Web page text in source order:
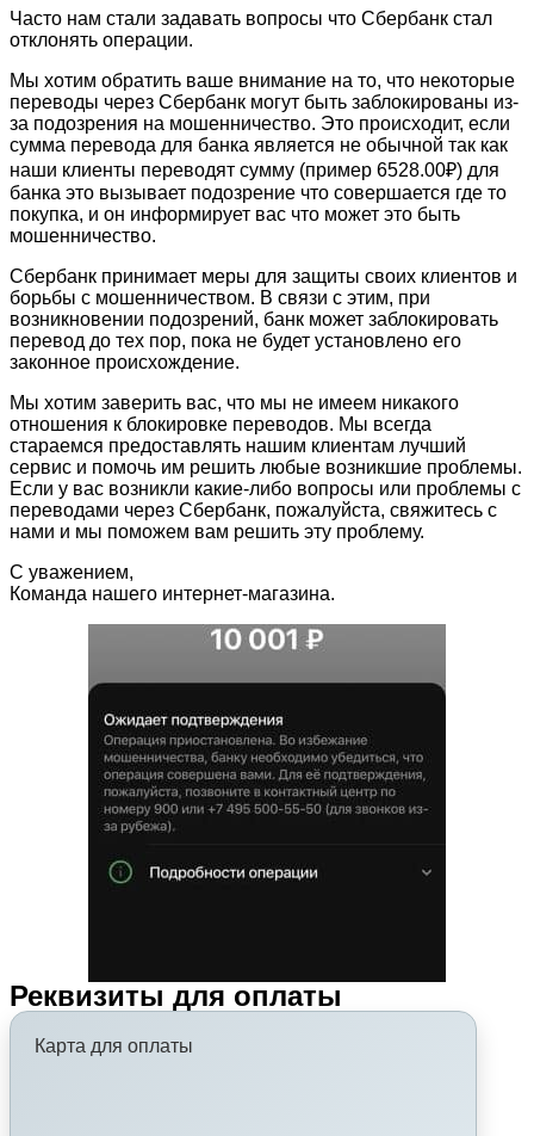
Часто нам стали задавать вопросы что Сбербанк стал
отклонять операции.
Мы хотим обратить ваше внимание на то, что некоторые
переводы через Сбербанк могут быть заблокированы из-
за подозрения на мошенничество. Это происходит, если
сумма перевода для банка является не обычной так как
наши клиенты переводят сумму (пример 6528.00₽) для
банка это вызывает подозрение что совершается где то
покупка, и он информирует вас что может это быть
мошенничество.
Сбербанк принимает меры для защиты своих клиентов и
борьбы с мошенничеством. В связи с этим, при
возникновении подозрений, банк может заблокировать
перевод до тех пор, пока не будет установлено его
законное происхождение.
Мы хотим заверить вас, что мы не имеем никакого
отношения к блокировке переводов. Мы всегда
стараемся предоставлять нашим клиентам лучший
сервис и помочь им решить любые возникшие проблемы.
Если у вас возникли какие-либо вопросы или проблемы с
переводами через Сбербанк, пожалуйста, свяжитесь с
нами и мы поможем вам решить эту проблему.
С уважением,
Команда нашего интернет-магазина.
Реквизиты для оплаты
Карта для оплаты